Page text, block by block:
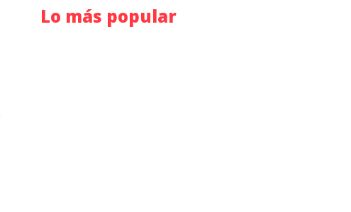
Lo más popular